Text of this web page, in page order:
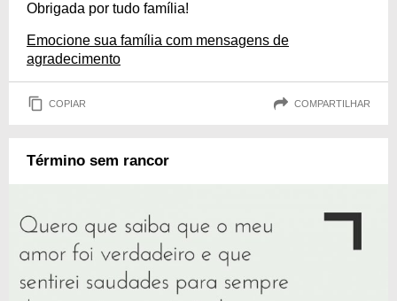
Obrigada por tudo família!
Emocione sua família com mensagens de
agradecimento
COPIAR COMPARTILHAR
Término sem rancor